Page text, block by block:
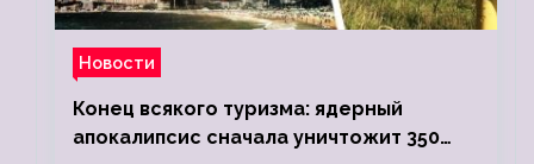
Новости
Конец всякого туризма: ядерный
апокалипсис сначала уничтожит 350